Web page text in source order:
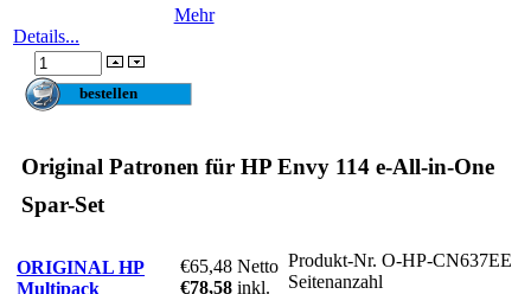
Mehr
Details...
Original Patronen für HP Envy 114 e-All-in-One
Spar-Set
ORIGINAL HP
Multipack
€65,48 Netto
€78,58 inkl.
Produkt-Nr. O-HP-CN637EE
Seitenanzahl